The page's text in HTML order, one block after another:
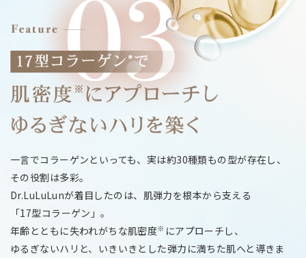
一言でコラーゲンといっても、実は約30種類もの型が存在し、
その役割は多彩。
Dr.LuLuLunが着目したのは、肌弾力を根本から支える
「17型コラーゲン」。
年齢とともに失われがちな肌密度※ にアプローチし、
ゆるぎないハリと、いきいきとした弾力に満ちた肌へと導きま